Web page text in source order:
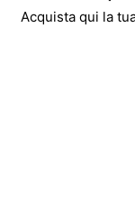
Acquista qui la